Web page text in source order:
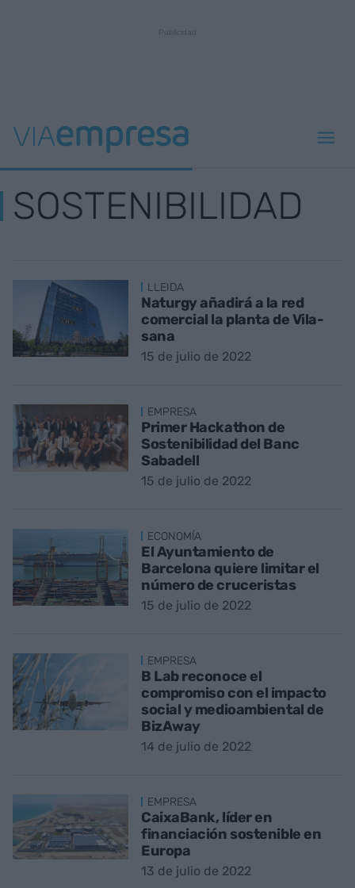
SOSTENIBILIDAD
LLEIDA
Naturgy añadirá a la red
comercial la planta de Vila-
sana
15 de julio de 2022
EMPRESA
Primer Hackathon de
Sostenibilidad del Banc
Sabadell
15 de julio de 2022
ECONOMÍA
El Ayuntamiento de
Barcelona quiere limitar el
número de cruceristas
15 de julio de 2022
EMPRESA
B Lab reconoce el
compromiso con el impacto
social y medioambiental de
BizAway
14 de julio de 2022
EMPRESA
CaixaBank, líder en
financiación sostenible en
Europa
13 de julio de 2022